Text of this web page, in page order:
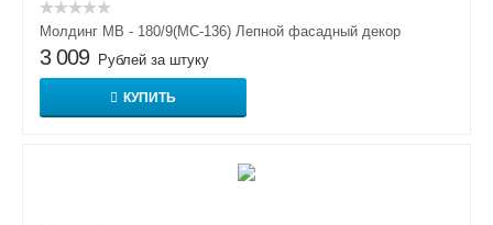
Молдинг МВ - 180/9(МС-136) Лепной фасадный декор
3 009 Рублей за штуку
КУПИТЬ